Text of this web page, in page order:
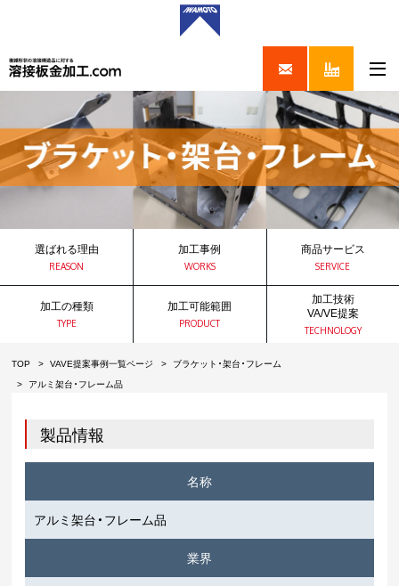
選ばれる理由
REASON
加工事例
WORKS
商品サービス
SERVICE
加工の種類
TYPE
加工可能範囲
PRODUCT
加工技術
VA/VE提案
TECHNOLOGY
TOP VAVE提案事例一覧ページ
ブラケット・架台・フレーム
アルミ架台・フレーム品
製品情報
名称
アルミ架台・フレーム品
業界